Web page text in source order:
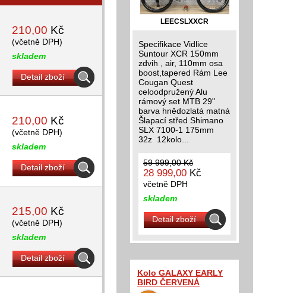
210,00 Kč
(včetně DPH)
skladem
Detail zboží
210,00 Kč
(včetně DPH)
skladem
Detail zboží
215,00 Kč
(včetně DPH)
skladem
Detail zboží
LEECSLXXCR
Specifikace Vidlice
Suntour XCR 150mm
zdvih , air, 110mm osa
boost,tapered Rám Lee
Cougan Quest
celoodpružený Alu
rámový set MTB 29"
barva hnědozlatá matná
Šlapací střed Shimano
SLX 7100-1 175mm
32z 12kolo...
59 999,00 Kč
28 999,00 Kč
včetně DPH
skladem
Detail zboží
Kolo GALAXY EARLY
BIRD ČERVENÁ